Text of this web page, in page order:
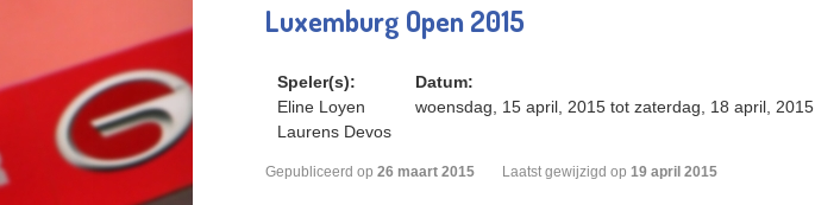
Luxemburg Open 2015
Speler(s):
Eline Loyen
Laurens Devos
Datum:
woensdag, 15 april, 2015 tot zaterdag, 18 april, 2015
Gepubliceerd op 26 maart 2015 Laatst gewijzigd op 19 april 2015